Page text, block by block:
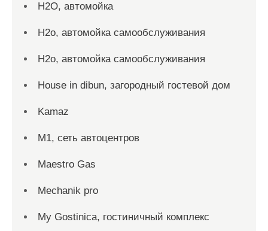
H2O, автомойка
H2o, автомойка самообслуживания
H2o, автомойка самообслуживания
House in dibun, загородный гостевой дом
Kamaz
M1, сеть автоцентров
Maestro Gas
Mechanik pro
My Gostinica, гостиничный комплекс